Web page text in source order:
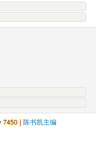
7450 | 陈书凯主编